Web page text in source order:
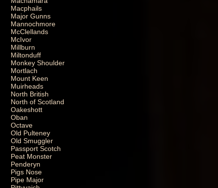
Macphails
Major Gunns
Mannochmore
McClellands
McIvor
Millburn
Miltonduff
Monkey Shoulder
Mortlach
Mount Keen
Muirheads
North British
North of Scotland
Oakeshott
Oban
Octave
Old Pulteney
Old Smuggler
Passport Scotch
Peat Monster
Penderyn
Pigs Nose
Pipe Major